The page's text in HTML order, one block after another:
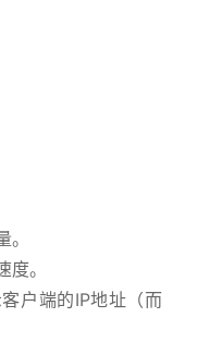
。
户端的IP地址（而